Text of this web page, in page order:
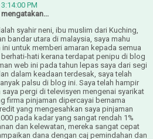
PM
mengatakan...
syahir neni, ibu muslim dari Kuching,
bandar utara di malaysia, saya mahu
untuk memberi amaran kepada semua
hati kerana terdapat penipu di blog
web ini pada tahun lepas saya dari segi
dalam keadaan terdesak, saya telah
palsu di blog ini. Saya telah hampir
pergi di televisyen mengenai syarikat
firma pinjaman dipercayai bernama
yang mengesahkan saya pinjaman
pada kadar yang sangat rendah 1%
dan kelewatan, mereka sangat cepat
dana dengan caj pemindahan dan